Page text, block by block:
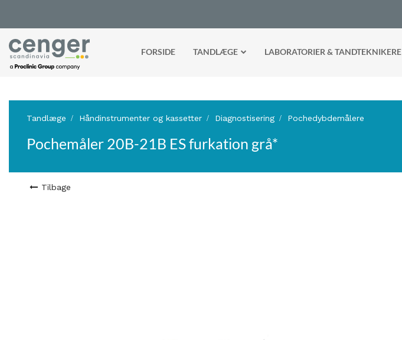
FORSIDE TANDLÆGE LABORATORIER & TANDTEKNIKERE
Tandlæge Håndinstrumenter og kassetter Diagnostisering Pochedybdemålere
Pochemåler 20B-21B ES furkation grå*
Tilbage